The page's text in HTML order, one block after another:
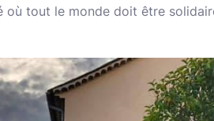
où tout le monde doit être